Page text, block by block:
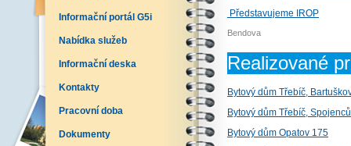
Informační portál G5i
Nabídka služeb
Informační deska
Kontakty
Pracovní doba
Dokumenty
Představujeme IROP
Bendova
Realizované
Bytový dům Třebíč,
Bytový dům Třebíč,
Bytový dům Opatov 175